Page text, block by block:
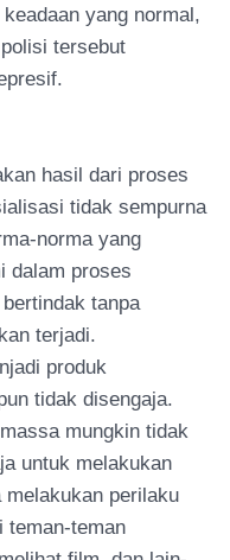
yang normal,
tersebut
hasil dari proses
tidak sempurna
norma yang
dalam proses
tanpa
terjadi.
produk
tidak disengaja.
mungkin tidak
untuk melakukan
melakukan perilaku
teman-teman